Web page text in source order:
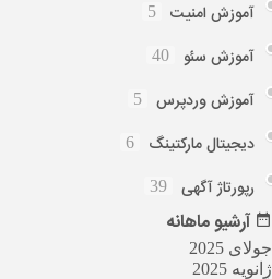
آموزش امنیت 5
آموزش سئو 40
آموزش وردپرس 5
دیجیتال مارکتینگ 6
رپورتاژ آگهی 39
آرشیوماهانه
جولای 2025
ژانویه 2025